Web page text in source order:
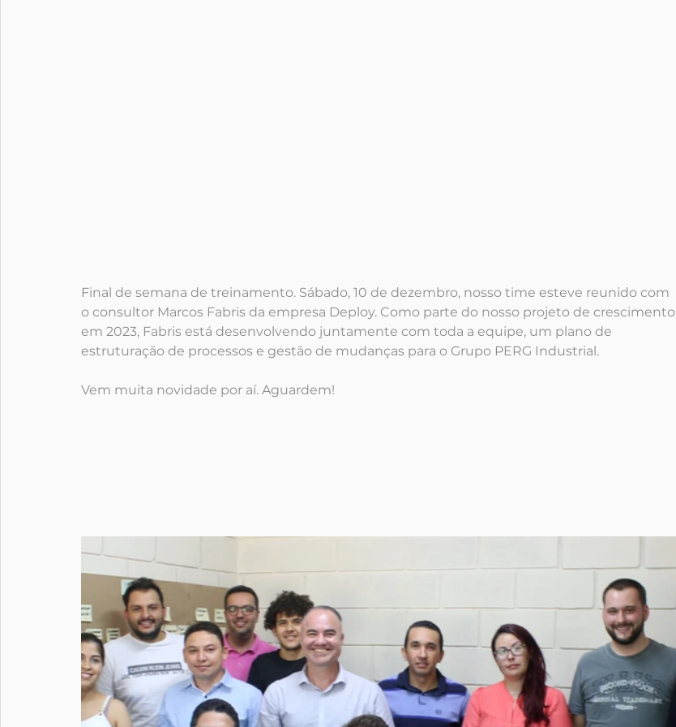
Final de semana de treinamento. Sábado, 10 de dezembro, nosso time esteve reunido com
o consultor Marcos Fabris da empresa Deploy. Como parte do nosso projeto de crescimento
em 2023, Fabris está desenvolvendo juntamente com toda a equipe, um plano de
estruturação de processos e gestão de mudanças para o Grupo PERG Industrial.
Vem muita novidade por aí. Aguardem!